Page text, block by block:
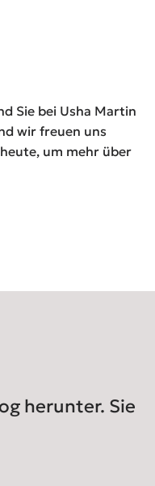
Sie bei Usha Martin
wir freuen uns
um mehr über
herunter. Sie